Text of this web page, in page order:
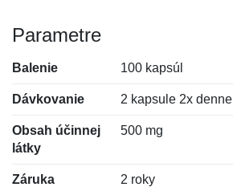
Parametre
Balenie 100 kapsúl
Dávkovanie 2 kapsule 2x denne
Obsah účinnej
látky
500 mg
Záruka 2 roky